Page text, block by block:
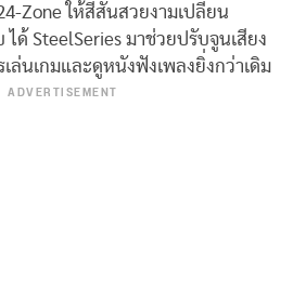
Zone ให้สีสันสวยงามเปลี่ยน
ได้ SteelSeries มาช่วยปรับจูนเสียง
เล่นเกมและดูหนังฟังเพลงยิ่งกว่าเดิม
ADVERTISEMENT